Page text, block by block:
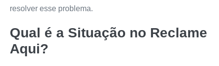
resolver esse problema.
Qual é a Situação no Reclame
Aqui?